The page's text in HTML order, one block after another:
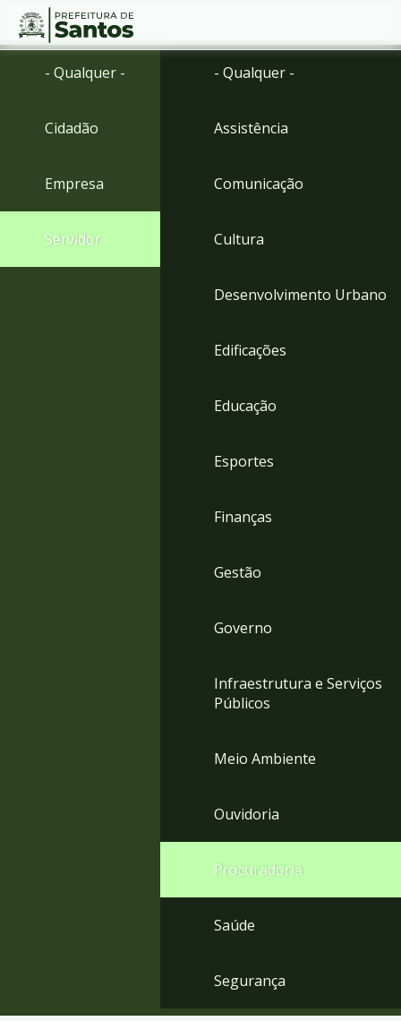
Ir
menu
para
Conteúdo
- Qualquer -
Cidadão
Empresa
Servidor
- Qualquer -
Assistência
Comunicação
Cultura
Desenvolvimento Urbano
Edificações
Educação
Esportes
Finanças
Gestão
Governo
Infraestrutura e Serviços
Públicos
Meio Ambiente
Ouvidoria
Procuradoria
Saúde
Segurança